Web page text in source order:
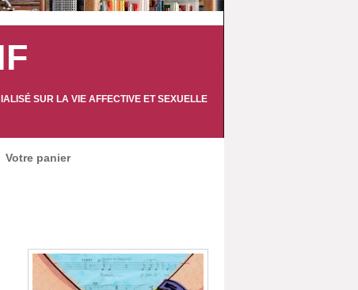
SUR LA VIE AFFECTIVE ET SEXUELLE
Votre panier